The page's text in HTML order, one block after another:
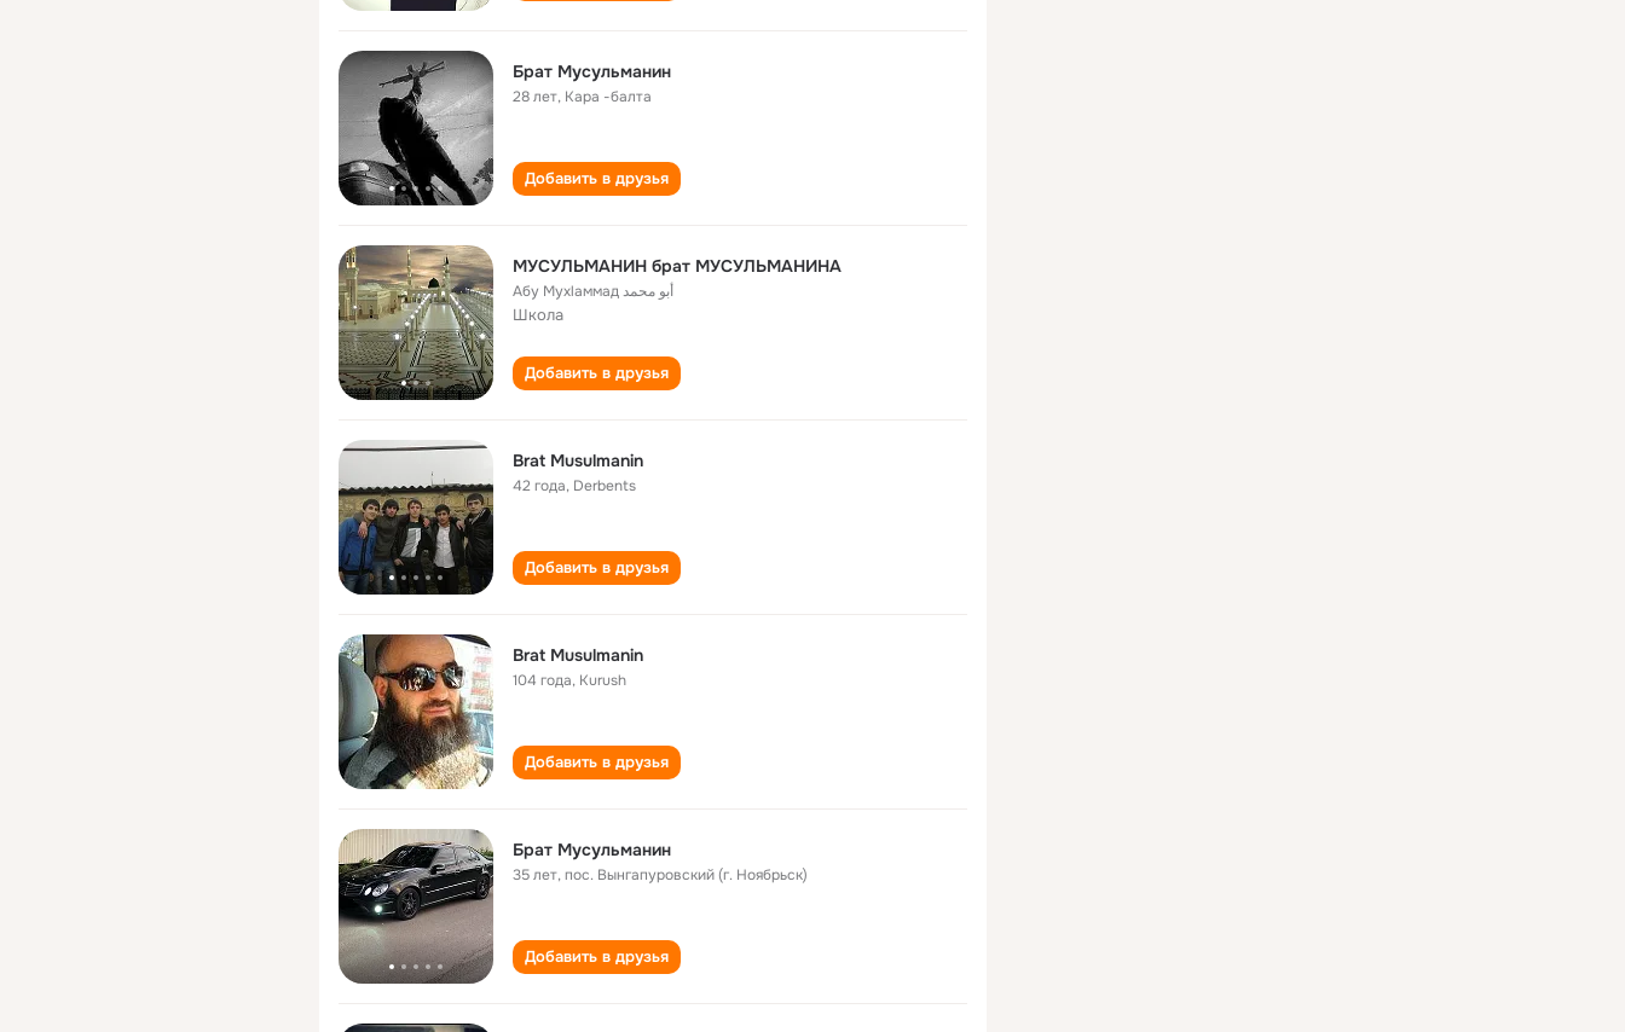
Брат Мусульманин
28 лет, Кара -балта
Добавить в друзья
МУСУЛЬМАНИН брат МУСУЛЬМАНИНА
Абу Мухlаммад أبو محمد
Школа
Добавить в друзья
Brat Musulmanin
42 года, Derbents
Добавить в друзья
Brat Musulmanin
104 года, Kurush
Добавить в друзья
Брат Мусульманин
35 лет,пос. Вынгапуровский (г. Ноябрьск)
Добавить в друзья